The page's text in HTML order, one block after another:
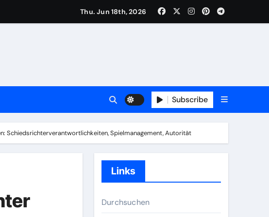
mit dem Publikum
Kommunikation, Spielablauf
Zertifizierung, Weiterbildung
Thu. Jun 18th, 2026
Subscribe
Schiedsrichterverantwortlichkeiten, Spielmanagement, Autorität
Links
Durchsuchen